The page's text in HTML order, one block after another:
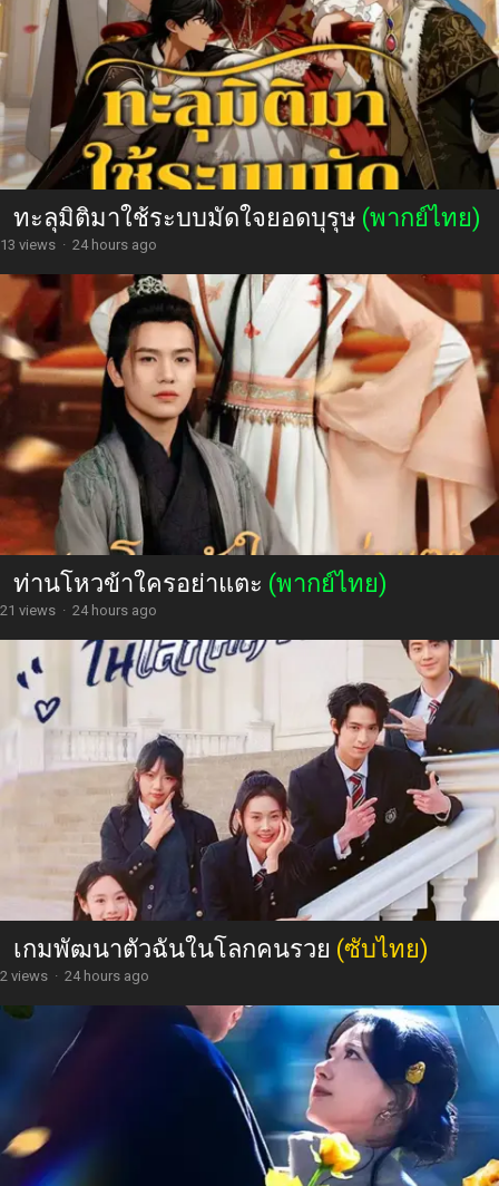
ทะลุมิติมาใช้ระบบมัดใจยอดบุรุษ (พากย์ไทย)
13 views · 24 hours ago
ท่านโหวข้าใครอย่าแตะ (พากย์ไทย)
21 views · 24 hours ago
เกมพัฒนาตัวฉันในโลกคนรวย (ซับไทย)
2 views · 24 hours ago